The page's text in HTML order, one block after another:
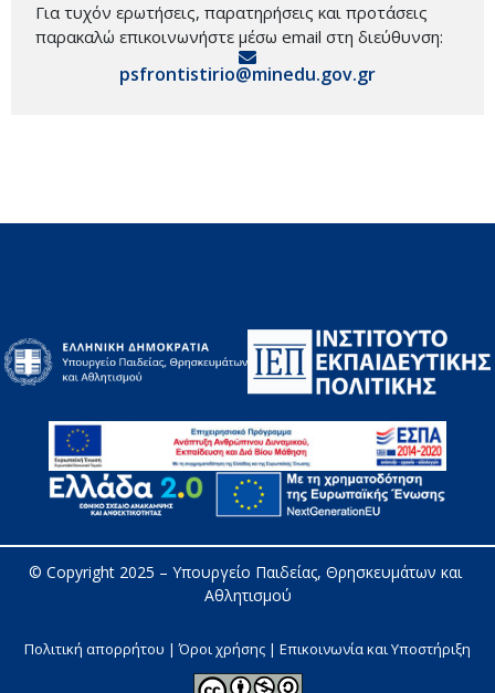
Για τυχόν ερωτήσεις, παρατηρήσεις και προτάσεις
παρακαλώ επικοινωνήστε μέσω email στη διεύθυνση:
psfrontistirio@minedu.gov.gr
© Copyright 2025 – Υπουργείο Παιδείας, Θρησκευμάτων και
Αθλητισμού
Πολιτική απορρήτου | Όροι χρήσης | Επικοινωνία και Υποστήριξη